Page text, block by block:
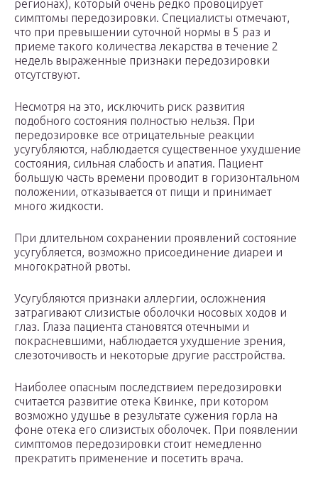
регионах), который очень редко провоцирует
симптомы передозировки. Специалисты отмечают,
что при превышении суточной нормы в 5 раз и
приеме такого количества лекарства в течение 2
недель выраженные признаки передозировки
отсутствуют.
Несмотря на это, исключить риск развития
подобного состояния полностью нельзя. При
передозировке все отрицательные реакции
усугубляются, наблюдается существенное ухудшение
состояния, сильная слабость и апатия. Пациент
большую часть времени проводит в горизонтальном
положении, отказывается от пищи и принимает
много жидкости.
При длительном сохранении проявлений состояние
усугубляется, возможно присоединение диареи и
многократной рвоты.
Усугубляются признаки аллергии, осложнения
затрагивают слизистые оболочки носовых ходов и
глаз. Глаза пациента становятся отечными и
покрасневшими, наблюдается ухудшение зрения,
слезоточивость и некоторые другие расстройства.
Наиболее опасным последствием передозировки
считается развитие отека Квинке, при котором
возможно удушье в результате сужения горла на
фоне отека его слизистых оболочек. При появлении
симптомов передозировки стоит немедленно
прекратить применение и посетить врача.